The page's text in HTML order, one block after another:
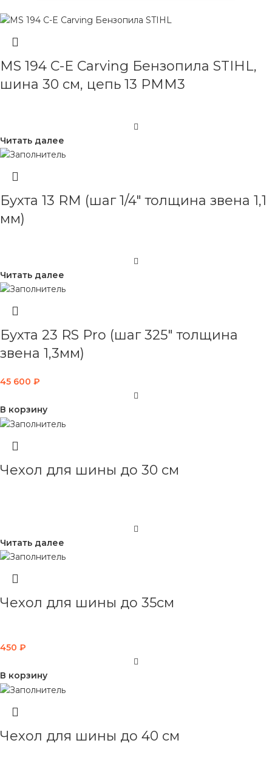
MS 194 C-E Cаrving Бензопила STIHL,
шина 30 см, цепь 13 PMM3
Читать далее
Бухта 13 RM (шаг 1/4″ толщина звена 1,1
мм)
Читать далее
Бухта 23 RS Pro (шаг 325″ толщина
звена 1,3мм)
45 600 ₽
В корзину
Чехол для шины до 30 см
Читать далее
Чехол для шины до 35см
450 ₽
В корзину
Чехол для шины до 40 см